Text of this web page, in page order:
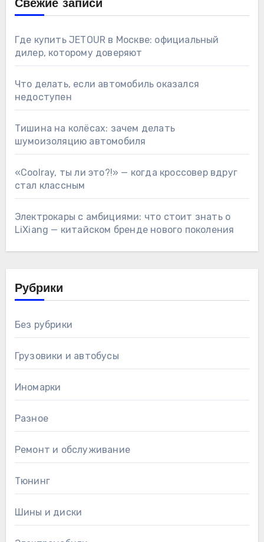
Свежие записи
Где купить JETOUR в Москве: официальный
дилер, которому доверяют
Что делать, если автомобиль оказался
недоступен
Тишина на колёсах: зачем делать
шумоизоляцию автомобиля
«Coolray, ты ли это?!» — когда кроссовер вдруг
стал классным
Электрокары с амбициями: что стоит знать о
LiXiang — китайском бренде нового поколения
Рубрики
Без рубрики
Грузовики и автобусы
Иномарки
Разное
Ремонт и обслуживание
Тюнинг
Шины и диски